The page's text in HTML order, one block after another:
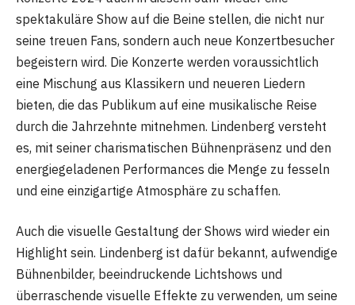
spektakuläre Show auf die Beine stellen, die nicht nur
seine treuen Fans, sondern auch neue Konzertbesucher
begeistern wird. Die Konzerte werden voraussichtlich
eine Mischung aus Klassikern und neueren Liedern
bieten, die das Publikum auf eine musikalische Reise
durch die Jahrzehnte mitnehmen. Lindenberg versteht
es, mit seiner charismatischen Bühnenpräsenz und den
energiegeladenen Performances die Menge zu fesseln
und eine einzigartige Atmosphäre zu schaffen.
Auch die visuelle Gestaltung der Shows wird wieder ein
Highlight sein. Lindenberg ist dafür bekannt, aufwendige
Bühnenbilder, beeindruckende Lichtshows und
überraschende visuelle Effekte zu verwenden, um seine